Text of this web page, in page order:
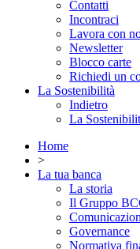
Contatti
Incontraci
Lavora con
Newsletter
Blocco carte
Richiedi un
La Sostenibilità
Indietro
La
Home
>
La tua banca
La storia
Il Gruppo
Governance
Normativa